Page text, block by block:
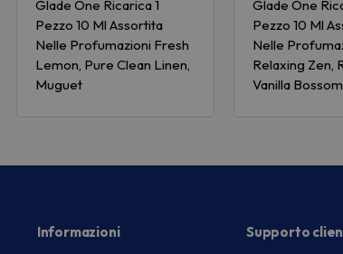
Glade One Ricarica 1
Pezzo 10 Ml Assortita
Nelle Profumazioni Fresh
Lemon, Pure Clean Linen,
Muguet
Glade One
Pezzo 10 Ml
Nelle
Relaxing Zen,
Vanilla
Informazioni Supporto